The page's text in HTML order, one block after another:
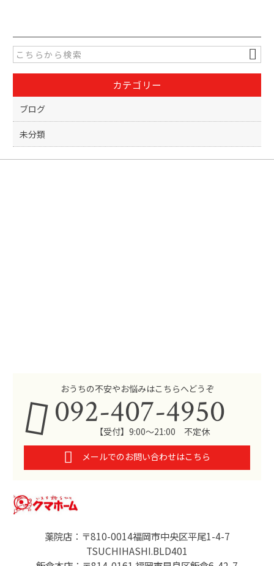
e
b
o
o
k
er
カテゴリー
ブログ
未分類
薬院店：〒810-0014福岡市中央区平尾1-4-7
TSUCHIHASHI.BLD401
おうちの不安やお悩みはこちらへどうぞ
092-407-4950
【受付】9:00～21:00 不定休
メールでのお問い合わせはこちら